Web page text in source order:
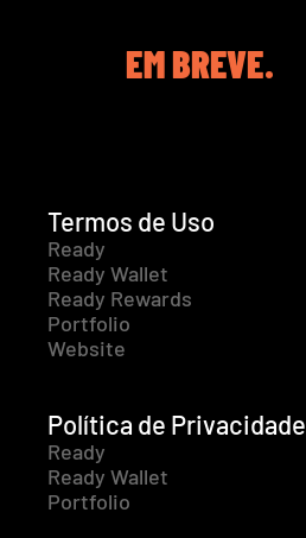
EM BREVE.
Termos de Uso
Ready
Ready Wallet
Ready Rewards
Portfolio
Website
Política de Privacidade
Ready
Ready Wallet
Portfolio